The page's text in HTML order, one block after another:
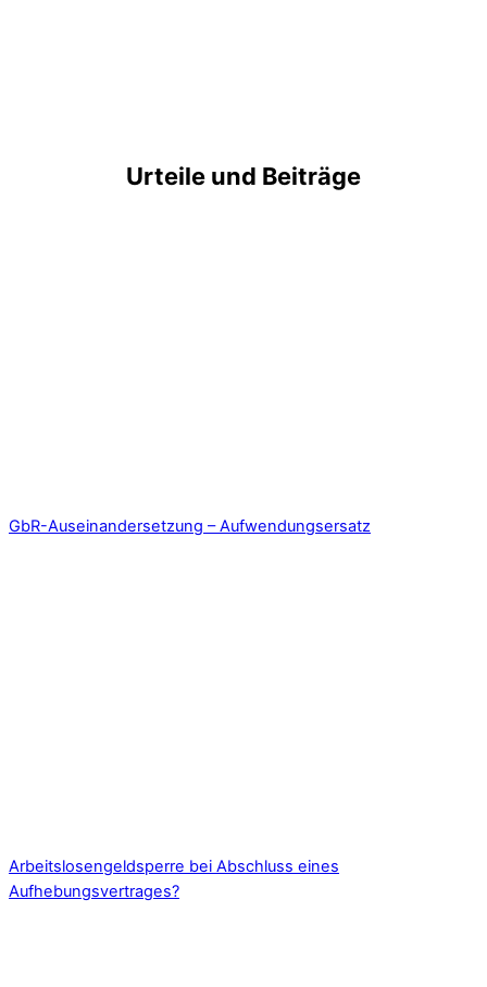
Urteile und Beiträge
GbR-Auseinandersetzung – Aufwendungsersatz
Arbeitslosengeldsperre bei Abschluss eines
Aufhebungsvertrages?